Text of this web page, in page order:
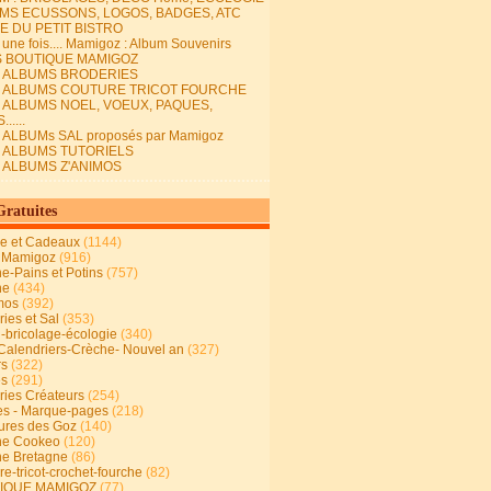
ECUSSONS, LOGOS, BADGES, ATC
DU PETIT BISTRO
fois.... Mamigoz : Album Souvenirs
BOUTIQUE MAMIGOZ
ALBUMS BRODERIES
ALBUMS COUTURE TRICOT FOURCHE
ALBUMS NOEL, VOEUX, PAQUES,
ALBUMs SAL proposés par Mamigoz
ALBUMS TUTORIELS
ALBUMS Z'ANIMOS
et Cadeaux (1144)
(916)
Pains et Potins (757)
(434)
(392)
et Sal (353)
bricolage-écologie (340)
Crèche- Nouvel an (327)
(322)
(291)
Créateurs (254)
- Marque-pages (218)
des Goz (140)
Cookeo (120)
Bretagne (86)
tricot-crochet-fourche (82)
MAMIGOZ (77)